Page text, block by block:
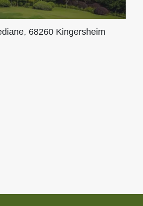
68260 Kingersheim